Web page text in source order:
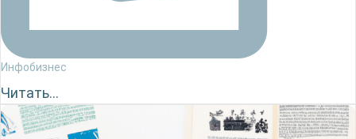
Инфобизнес
Читать...